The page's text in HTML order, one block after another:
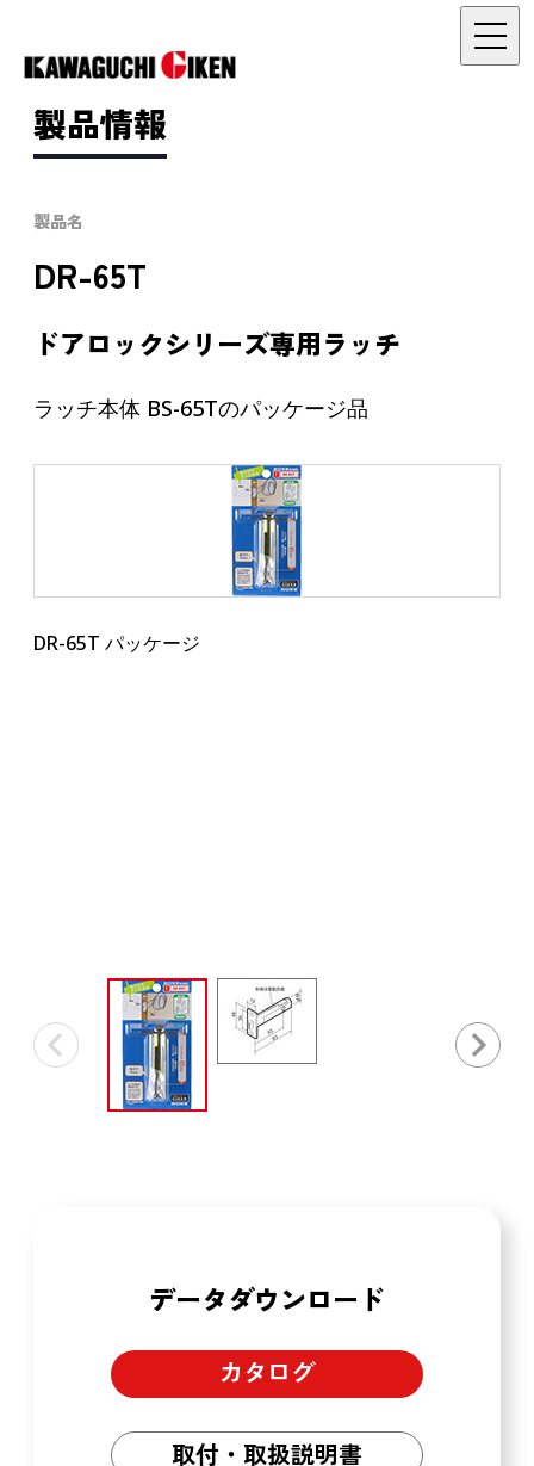
製品情報
製品名
DR-65T
ドアロックシリーズ専用ラッチ
ラッチ本体 BS-65Tのパッケージ品
DR-65T パッケージ
データダウンロード
カタログ
取付・取扱説明書